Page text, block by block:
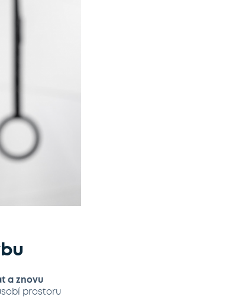
a znovu
prostoru